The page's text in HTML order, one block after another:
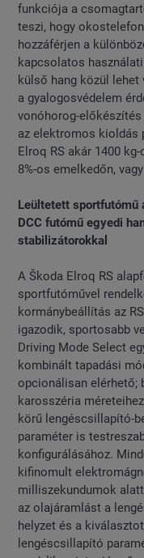
funkciója a
teszi, hogy
hozzáférjen a
kapcsolatos
külső hang közül
a gyalogosvédelem
vonóhorog-
az elektromos kioldás
Elroq RS akár 1400
8%-os emelkedőn,
Leültetett sportfutómű
DCC futómű egyedi
stabilizátorokkal
A Škoda Elroq RS
sportfutóművel
kormánybeállítás az
igazodik, sportosabb
Driving Mode Select
kombinált tapadási
opcionálisan elérhető;
karosszéria
körű lengéscsillapító-
paraméter is
konfigurálásához.
kifinomult
milliszekundumok
az olajáramlást a
helyzet és a
lengéscsillapító